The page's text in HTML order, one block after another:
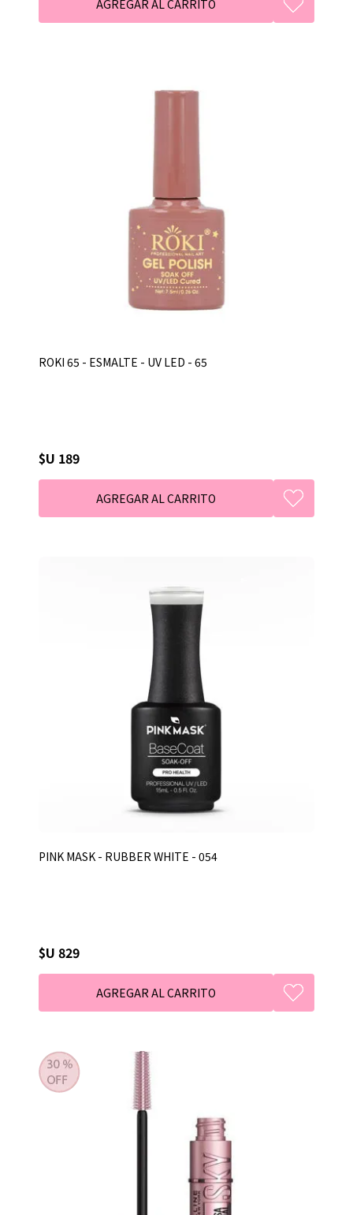
ROKI 65 - ESMALTE - UV LED - 65
$U 189
PINK MASK - RUBBER WHITE - 054
$U 829